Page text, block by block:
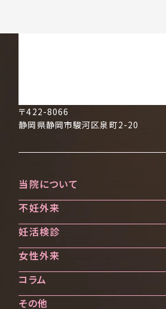
〒422-8066
静岡県静岡市駿河区泉町2-20
当院について
クリニック案内
ご挨拶・診療方針
医師・スタッフ紹介
当院で受けられる診療一覧
実績紹介
よくある質問
不妊外来
不妊治療を始める前に
不妊外来のご案内
不妊検査
不妊治療
妊活・不妊治療相談
妊活検診
妊活検診（ブライダルチェック）
AMH検診
女性外来
女性外来のご案内
ワクチン接種
コラム
TAWARA Library
その他